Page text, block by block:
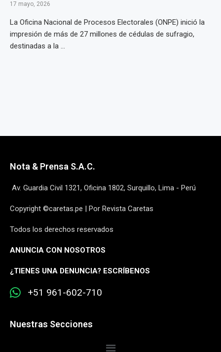
17 mayo, 2026
La Oficina Nacional de Procesos Electorales (ONPE) inició la
impresión de más de 27 millones de cédulas de sufragio,
destinadas a la ...
Nota & Prensa S.A.C.
Av. Guardia Civil 1321, Oficina 1802, Surquillo, Lima - Perú
Copyright ©caretas.pe | Por Revista Caretas
Todos los derechos reservados
ANUNCIA CON NOSOTROS
¿TIENES UNA DENUNCIA? ESCRÍBENOS
+51 961-602-710
Nuestras Secciones